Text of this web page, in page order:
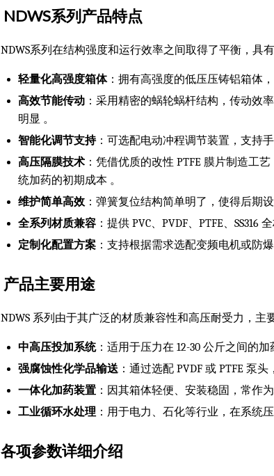
NDWS系列产品特点
NDWS系列在结构强度和运行效率之间取得了平衡，具
轻量化高强度箱体：拥有高强度的低压压铸铝箱体
高效节能传动 ：采用精密的蜗轮蜗杆结构，传动效
明显 。
智能化调节支持：可选配电动冲程调节装置，支持
高压隔膜技术 ：凭借优质的改性 PTFE 膜片制造工
统加药的初期成本 。
维护简单高效 ：弹簧复位结构简单明了，使得后期
全系列材质兼容 ：提供 PVC、PVDF、PTFE、
定制化配置方案 ：支持根据需求选配变频电机或防
产品主要用途
NDWS 系列由于其广泛的材质兼容性和高压耐受力，主
中高压投加系统：适用于压力在 12-30 公斤之间的
强腐蚀性化学品输送 ：通过选配 PVDF 或 PTFE 泵
一体化加药装置 ：因其箱体轻便、安装稳固，常作
工业循环水处理 ：用于电力、石化等行业，在系统
各项参数详细介绍